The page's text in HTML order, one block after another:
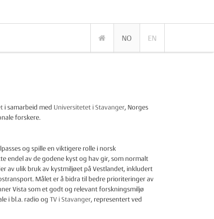
NO EN
i samarbeid med Universitetet i Stavanger, Norges
forskere.
og spille en viktigere rolle i norsk
endel av de godene kyst og hav gir, som normalt
av ulik bruk av kystmiljøet på Vestlandet, inkludert
Målet er å bidra til bedre prioriteringer av
Vista som et godt og relevant forskningsmiljø
i bl.a. radio og TV i Stavanger, representert ved